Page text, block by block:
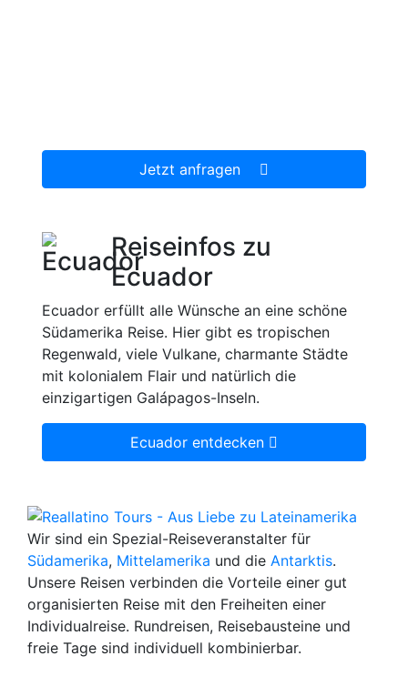
Jetzt anfragen
Reiseinfos zu
Ecuador
Ecuador erfüllt alle Wünsche an eine schöne
Südamerika Reise. Hier gibt es tropischen
Regenwald, viele Vulkane, charmante Städte
mit kolonialem Flair und natürlich die
einzigartigen Galápagos-Inseln.
Ecuador entdecken
Wir sind ein Spezial-Reiseveranstalter für
Südamerika, Mittelamerika und die Antarktis.
Unsere Reisen verbinden die Vorteile einer gut
organisierten Reise mit den Freiheiten einer
Individualreise. Rundreisen, Reisebausteine und
freie Tage sind individuell kombinierbar.